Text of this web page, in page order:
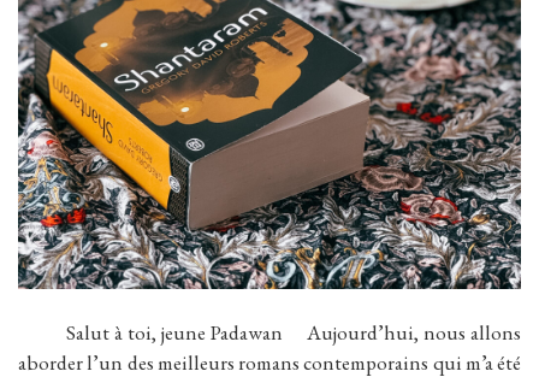
Salut à toi, jeune Padawan Aujourd’hui, nous allons
aborder l’un des meilleurs romans contemporains qui m’a été